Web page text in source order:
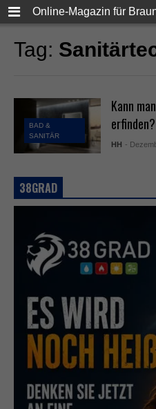
Online-Magazin für
Tag:
BAD &
SANITÄR
Kann
erfinden?
HH -
38GRAD